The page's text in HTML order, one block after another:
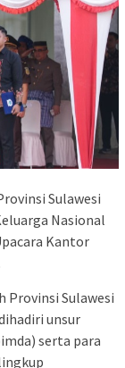
Sulawesi
Nasional
Kantor
Provinsi Sulawesi
unsur
serta para